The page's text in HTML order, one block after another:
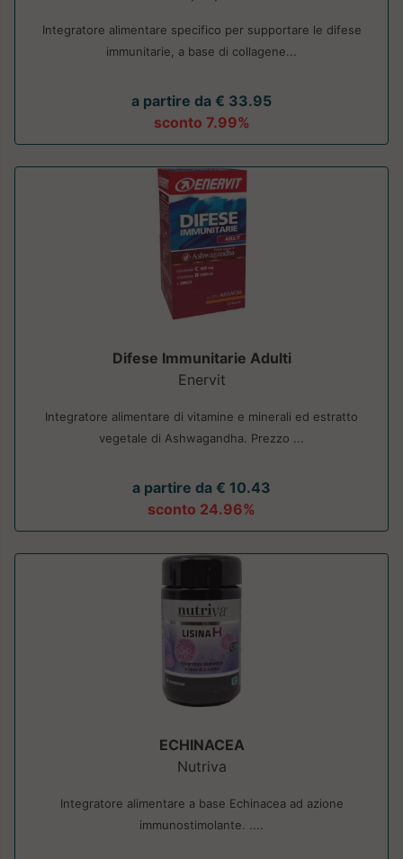
Integratore alimentare specifico per supportare le difese
immunitarie, a base di collagene...
a partire da € 33.95
sconto 7.99%
Difese Immunitarie Adulti
Enervit
Integratore alimentare di vitamine e minerali ed estratto
vegetale di Ashwagandha. Prezzo ...
a partire da € 10.43
sconto 24.96%
ECHINACEA
Nutriva
Integratore alimentare a base Echinacea ad azione
immunostimolante. ....